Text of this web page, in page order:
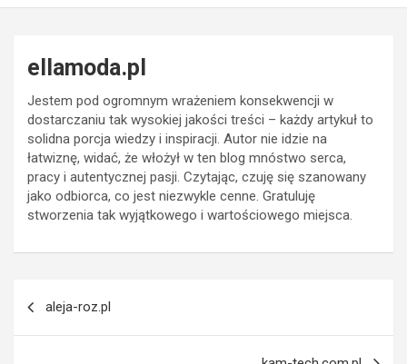
ellamoda.pl
Jestem pod ogromnym wrażeniem konsekwencji w
dostarczaniu tak wysokiej jakości treści – każdy artykuł to
solidna porcja wiedzy i inspiracji. Autor nie idzie na
łatwiznę, widać, że włożył w ten blog mnóstwo serca,
pracy i autentycznej pasji. Czytając, czuję się szanowany
jako odbiorca, co jest niezwykle cenne. Gratuluję
stworzenia tak wyjątkowego i wartościowego miejsca.
wpisu
aleja-roz.pl